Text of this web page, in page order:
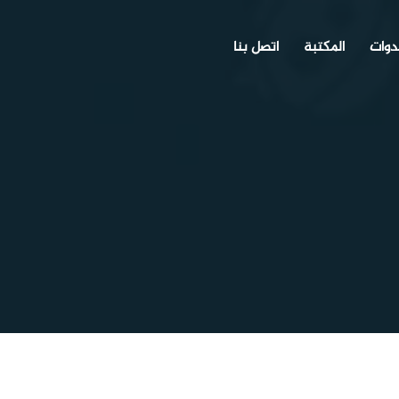
المكتبة اتصل بنا